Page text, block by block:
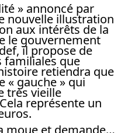
» annoncé par
nouvelle illustration
aux intérêts de la
le gouvernement
il propose de
familiales que
retiendra que
« gauche » qui
très vieille
représente un
moue et demande…